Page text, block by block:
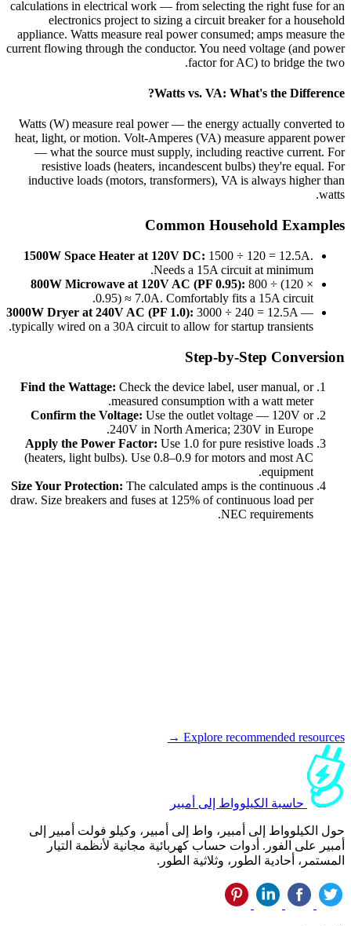
calculations in electrical work — from selecting the right fuse for an
electronics project to sizing a circuit breaker for a household
appliance. Watts measure real power consumed; amps measure the
current flowing through the conductor. You need voltage (and power
factor for AC) to bridge the two.
Watts vs. VA: What's the Difference?
Watts (W) measure real power — the energy actually converted to
heat, light, or motion. Volt-Amperes (VA) measure apparent power
— what the source must supply, including reactive current. For
resistive loads (heaters, incandescent bulbs) they're equal. For
inductive loads (motors, transformers), VA is always higher than
watts.
Common Household Examples
1500W Space Heater at 120V DC: 1500 ÷ 120 = 12.5A.
Needs a 15A circuit at minimum.
800W Microwave at 120V AC (PF 0.95): 800 ÷ (120 ×
0.95) ≈ 7.0A. Comfortably fits a 15A circuit.
3000W Dryer at 240V AC (PF 1.0): 3000 ÷ 240 = 12.5A —
typically wired on a 30A circuit to allow for startup transients.
Step-by-Step Conversion
Find the Wattage: Check the device label, user manual, or
measured consumption with a watt meter.
Confirm the Voltage: Use the outlet voltage — 120V or
240V in North America; 230V in Europe.
Apply the Power Factor: Use 1.0 for pure resistive loads
(heaters, light bulbs). Use 0.8–0.9 for motors and most AC
equipment.
Size Your Protection: The calculated amps is the continuous
draw. Size breakers and fuses at 125% of continuous load per
NEC requirements.
Explore recommended resources →
حاسبة الكيلوواط إلى أمبير
حول الكيلوواط إلى أمبير، واط إلى أمبير، وكيلو فولت أمبير إلى
أمبير على الفور. أدوات حساب كهربائية مجانية لأنظمة التيار
المستمر، أحادية الطور، وثلاثية الطور.